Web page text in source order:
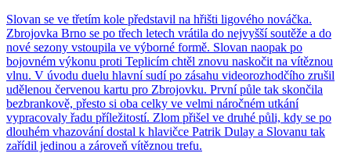
Slovan se ve třetím kole představil na hřišti ligového nováčka.
Zbrojovka Brno se po třech letech vrátila do nejvyšší soutěže a do
nové sezony vstoupila ve výborné formě. Slovan naopak po
bojovném výkonu proti Teplicím chtěl znovu naskočit na vítěznou
vlnu. V úvodu duelu hlavní sudí po zásahu videorozhodčího zrušil
udělenou červenou kartu pro Zbrojovku. První půle tak skončila
bezbrankově, přesto si oba celky ve velmi náročném utkání
vypracovaly řadu příležitostí. Zlom přišel ve druhé půli, kdy se po
dlouhém vhazování dostal k hlavičce Patrik Dulay a Slovanu tak
zařídil jedinou a zároveň vítěznou trefu.